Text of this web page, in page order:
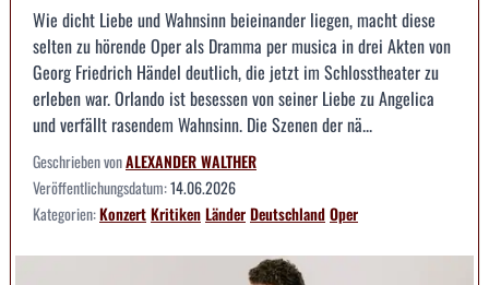
Wie dicht Liebe und Wahnsinn beieinander liegen, macht diese
selten zu hörende Oper als Dramma per musica in drei Akten von
Georg Friedrich Händel deutlich, die jetzt im Schlosstheater zu
erleben war. Orlando ist besessen von seiner Liebe zu Angelica
und verfällt rasendem Wahnsinn. Die Szenen der nä...
Geschrieben vonALEXANDER WALTHER
Veröffentlichungsdatum:14.06.2026
Kategorien:KonzertKritikenLänderDeutschlandOper